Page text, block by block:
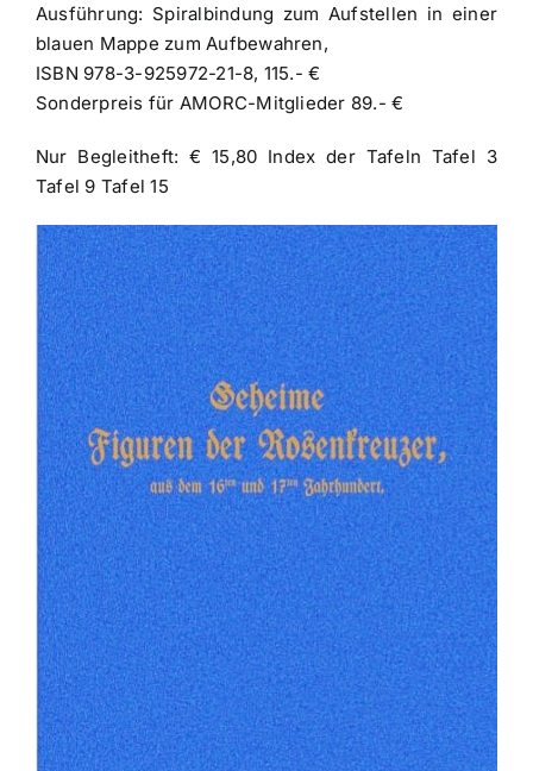
Ausführung: Spiralbindung zum Aufstellen in einer
blauen Mappe zum Aufbewahren,
ISBN 978-3-925972-21-8, 115.- €
Sonderpreis für AMORC-Mitglieder 89.- €
Nur Begleitheft: € 15,80 Index der Tafeln Tafel 3
Tafel 9 Tafel 15